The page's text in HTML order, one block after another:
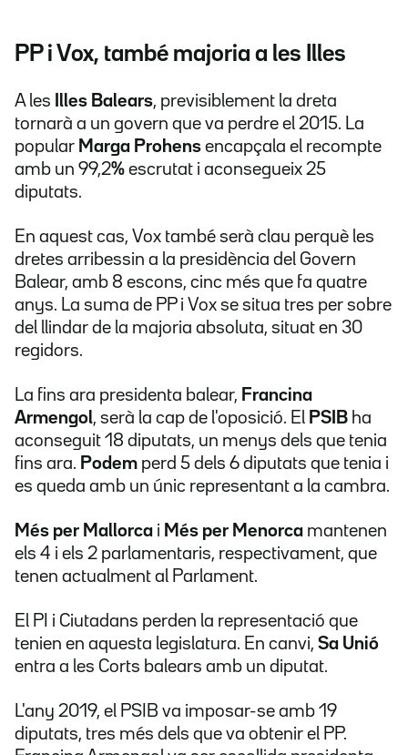
PP i Vox, també majoria a les Illes
A les Illes Balears, previsiblement la dreta
tornarà a un govern que va perdre el 2015. La
popular Marga Prohens encapçala el recompte
amb un 99,2% escrutat i aconsegueix 25
diputats.
En aquest cas, Vox també serà clau perquè les
dretes arribessin a la presidència del Govern
Balear, amb 8 escons, cinc més que fa quatre
anys. La suma de PP i Vox se situa tres per sobre
del llindar de la majoria absoluta, situat en 30
regidors.
La fins ara presidenta balear, Francina
Armengol, serà la cap de l'oposició. El PSIB ha
aconseguit 18 diputats, un menys dels que tenia
fins ara. Podem perd 5 dels 6 diputats que tenia i
es queda amb un únic representant a la cambra.
Més per Mallorca i Més per Menorca mantenen
els 4 i els 2 parlamentaris, respectivament, que
tenen actualment al Parlament.
El PI i Ciutadans perden la representació que
tenien en aquesta legislatura. En canvi, Sa Unió
entra a les Corts balears amb un diputat.
L'any 2019, el PSIB va imposar-se amb 19
diputats, tres més dels que va obtenir el PP.